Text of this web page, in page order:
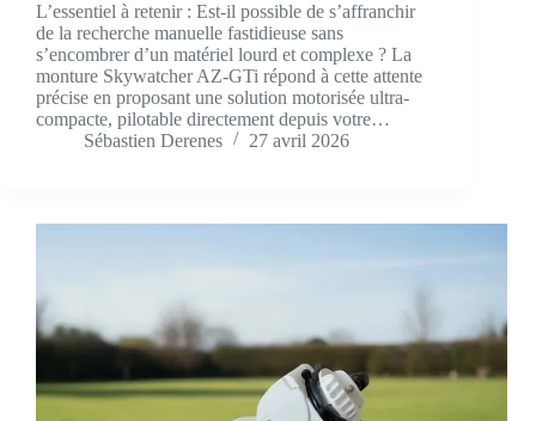
L’essentiel à retenir : Est-il possible de s’affranchir
de la recherche manuelle fastidieuse sans
s’encombrer d’un matériel lourd et complexe ? La
monture Skywatcher AZ-GTi répond à cette attente
précise en proposant une solution motorisée ultra-
compacte, pilotable directement depuis votre…
Sébastien Derenes
27 avril 2026